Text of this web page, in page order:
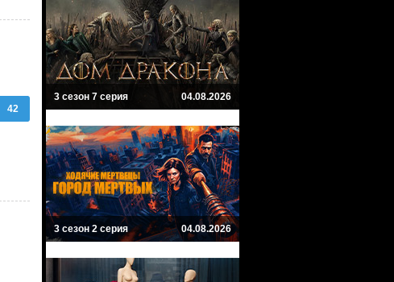
42
3 сезон 7 серия 04.08.2026
3 сезон 2 серия 04.08.2026